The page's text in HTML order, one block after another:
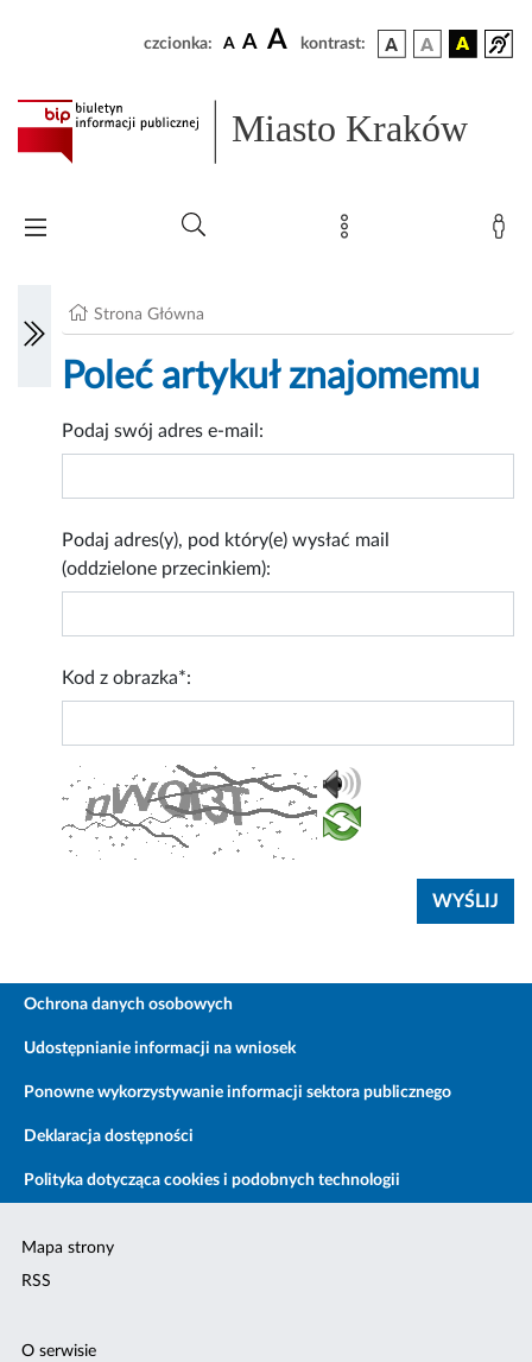
czcionka: A A A kontrast:
Miasto Kraków
Strona Główna
Poleć artykuł znajomemu
Podaj swój adres e-mail:
Podaj adres(y), pod który(e) wysłać mail
(oddzielone przecinkiem):
Kod z obrazka*:
Ochrona danych osobowych
Udostępnianie informacji na wniosek
Ponowne wykorzystywanie informacji sektora publicznego
Deklaracja dostępności
Polityka dotycząca cookies i podobnych technologii
Mapa strony
RSS
O serwisie